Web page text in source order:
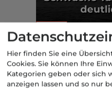
Aus der
Politik
Hier finden Sie eine
Cookies. Sie können Ihre
Kategorien geben oder sich
anzeigen lassen und so nur